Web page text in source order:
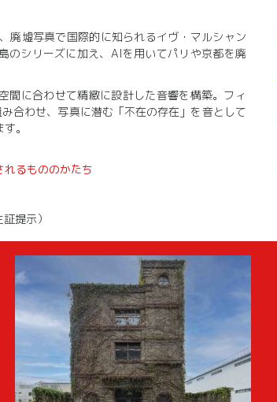
廃墟写真で国際的に知られるイヴ・マルシャン
のシリーズに加え、AIを用いてパリや京都を廃
間に合わせて精緻に設計した音響を構築。フィ
み合わせ、写真に潜む「不在の存在」を音として
。
るもののかたち
提示）